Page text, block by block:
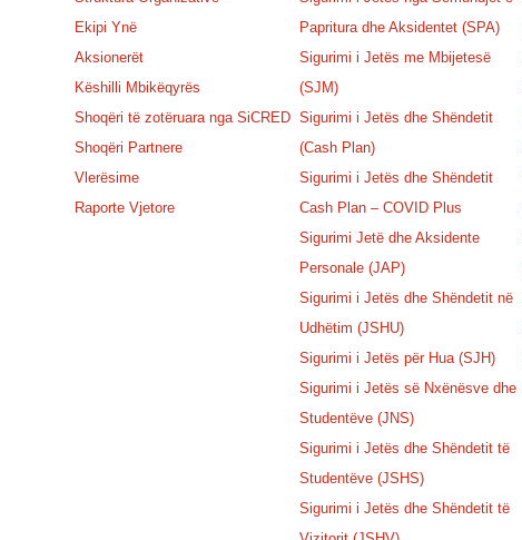
Ekipi Ynë
Aksionerët
Këshilli Mbikëqyrës
Shoqëri të zotëruara nga SiCRED
Shoqëri Partnere
Vlerësime
Raporte Vjetore
Papritura dhe Aksidentet (SPA)
Sigurimi i Jetës me Mbijetesë
(SJM)
Sigurimi i Jetës dhe Shëndetit
(Cash Plan)
Sigurimi i Jetës dhe Shëndetit
Cash Plan – COVID Plus
Sigurimi Jetë dhe Aksidente
Personale (JAP)
Sigurimi i Jetës dhe Shëndetit në
Udhëtim (JSHU)
Sigurimi i Jetës për Hua (SJH)
Sigurimi i Jetës së Nxënësve dhe
Studentëve (JNS)
Sigurimi i Jetës dhe Shëndetit të
Studentëve (JSHS)
Sigurimi i Jetës dhe Shëndetit të